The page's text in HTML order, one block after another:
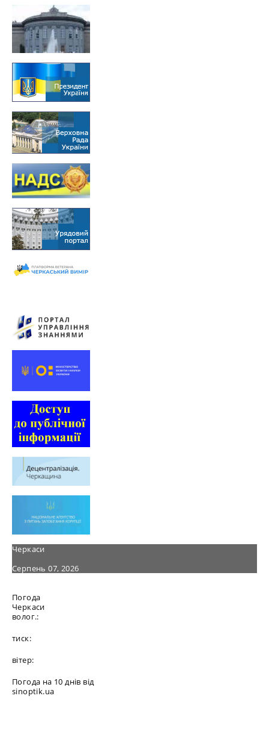
Черкаси
Серпень 07, 2026
Погода
Черкаси
волог.:
тиск:
вітер:
Погода на 10 днів від
sinoptik.ua